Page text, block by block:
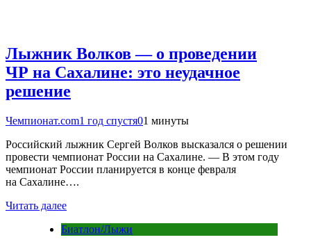
Лыжник Волков — о проведении
ЧР на Сахалине: это неудачное
решение
Чемпионат.com1 год спустя01 минуты
Российский лыжник Сергей Волков высказался о решении
провести чемпионат России на Сахалине. — В этом году
чемпионат России планируется в конце февраля
на Сахалине….
Читать далее
Биатлон/Лыжи